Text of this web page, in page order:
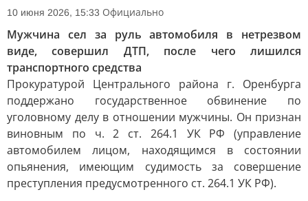
10 июня 2026, 15:33 Официально
Мужчина сел за руль автомобиля в нетрезвом
виде, совершил ДТП, после чего лишился
транспортного средства
Прокуратурой Центрального района г. Оренбурга
поддержано государственное обвинение по
уголовному делу в отношении мужчины. Он признан
виновным по ч. 2 ст. 264.1 УК РФ (управление
автомобилем лицом, находящимся в состоянии
опьянения, имеющим судимость за совершение
преступления предусмотренного ст. 264.1 УК РФ).